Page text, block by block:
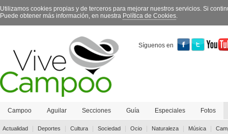
Utilizamos cookies propias y de terceros para mejorar nuestros servicios. Si
Puede obtener más información, en nuestra Política de Cookies.
Síguenos en
Campoo Aguilar Secciones Guía Especiales Fotos
Actualidad Deportes Cultura Sociedad Ocio Naturaleza Música
Contacto